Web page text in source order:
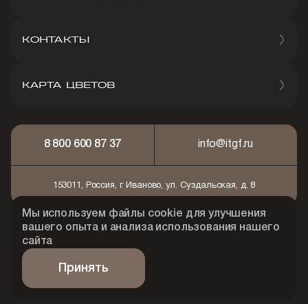
КОНТАКТЫ
КАРТА ЦВЕТОВ
8 800 600 87 37 info@itgf.ru
153011, Россия, г. Иваново, ул. Суздальская, д. 8
© 2026 АО "Ивановская текстильно-галантерейная
фабрика"
Политика конфидециальности
Сделано Art Performance
Мы используем файлы cookie для улучшения
вашего опыта и анализа использования нашего
сайта
Принять